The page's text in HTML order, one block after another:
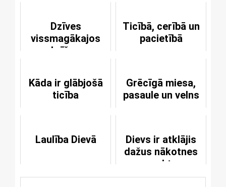
Dzīves
vissmagākajos
brīžos
Ticībā, cerībā un
pacietībā
Kāda ir glābjošā
ticība
Grēcīgā miesa,
pasaule un velns
Laulība Dievā
Dievs ir atklājis
dažus nākotnes
aspektus